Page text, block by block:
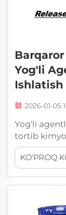
Yog'li
Ishlatish
2026-01-05
Yog'li
tortib
sanoat
maxsus
uchun aniq
KO'PROQ